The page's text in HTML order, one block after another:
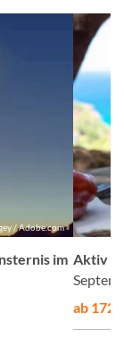
/ Adobe.com
im Aktiv &
ab